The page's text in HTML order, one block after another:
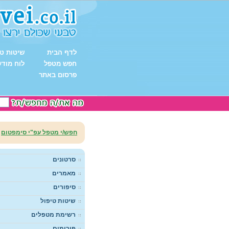
לדף הבית שיטות
חפש מטפל
לוח
פרסום באתר
חפש/י מטפל עפ"י סימפטום
סרטונים
מאמרים
סיפורים
שיטות טיפול
רשימת מטפלים